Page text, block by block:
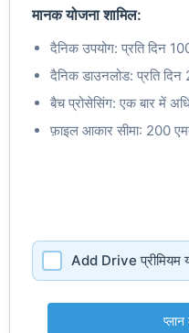
मानक योजना शामिल:
दैनिक उपयोग: प्रति दिन
दैनिक डाउनलोड: प्रति
बैच प्रोसेसिंग: एक बार में
फ़ाइल आकार सीमा: 200
Add Drive प्रीमियम